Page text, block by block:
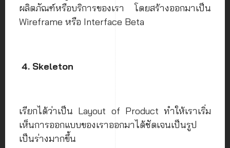
ผลิตภัณฑ์หรือบริการของเรา โดยสร้างออกมาเป็น
Wireframe หรือ Interface Beta
4. Skeleton
เรียกได้ว่าเป็น Layout of Product ทำให้เราเริ่ม
เห็นการออกแบบของเราออกมาได้ชัดเจนเป็นรูป
เป็นร่างมากขึ้น